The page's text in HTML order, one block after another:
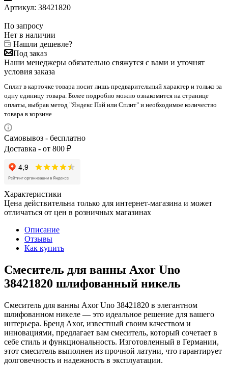
Артикул: 38421820
По запросу
Нет в наличии
Нашли дешевле?
Под заказ
Наши менеджеры обязательно свяжутся с вами и уточнят
условия заказа
Сплит в карточке товара носит лишь предварительный характер и только за
одну единицу товара. Более подробно можно ознакомится на странице
оплаты, выбрав метод "Яндекс Пэй или Сплит" и необходимое количество
товара в корзине
Самовывоз - бесплатно
Доставка - от 800 ₽
Характеристики
Цена действительна только для интернет-магазина и может
отличаться от цен в розничных магазинах
Описание
Отзывы
Как купить
Смеситель для ванны Axor Uno
38421820 шлифованный никель
Смеситель для ванны Axor Uno 38421820 в элегантном
шлифованном никеле — это идеальное решение для вашего
интерьера. Бренд Axor, известный своим качеством и
инновациями, предлагает вам смеситель, который сочетает в
себе стиль и функциональность. Изготовленный в Германии,
этот смеситель выполнен из прочной латуни, что гарантирует
долговечность и надежность в эксплуатации.